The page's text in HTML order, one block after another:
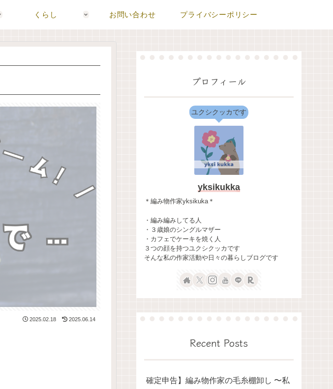
くらし お問い合わせ プライバシーポリシー
2025.02.18 2025.06.14
プロフィール
ユクシクッカです
yksikukka
＊編み物作家yksikuka＊
・編み編みしてる人
・３歳娘のシングルマザー
・カフェでケーキを焼く人
３つの顔を持つユクシクッカです
そんな私の作家活動や日々の暮らしブログです
Recent Posts
確定申告】編み物作家の毛糸棚卸し 〜私